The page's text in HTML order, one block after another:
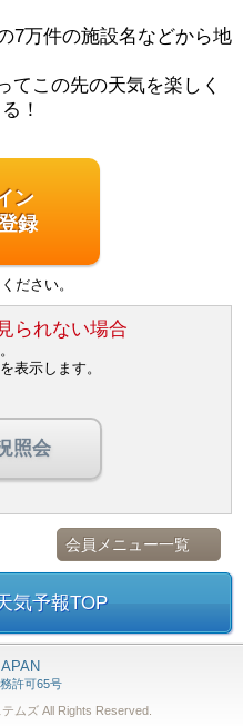
7万件の施設名などから地
てこの先の天気を楽しく
！
ン
録
ださい。
られない場合
表示します。
照会
会員メニュー一覧
気予報TOP
許可65号
ムズ All Rights Reserved.